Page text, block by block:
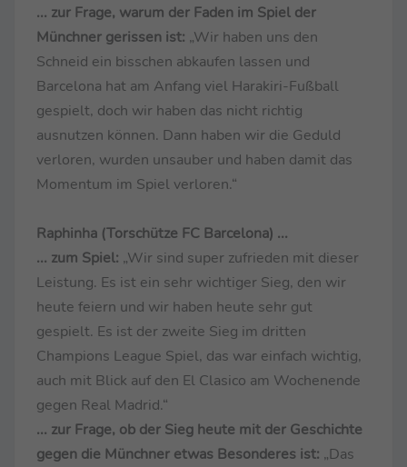
... zur Frage, warum der Faden im Spiel der
Münchner gerissen ist: „Wir haben uns den
Schneid ein bisschen abkaufen lassen und
Barcelona hat am Anfang viel Harakiri-Fußball
gespielt, doch wir haben das nicht richtig
ausnutzen können. Dann haben wir die Geduld
verloren, wurden unsauber und haben damit das
Momentum im Spiel verloren.“
Raphinha (Torschütze FC Barcelona) ...
... zum Spiel: „Wir sind super zufrieden mit dieser
Leistung. Es ist ein sehr wichtiger Sieg, den wir
heute feiern und wir haben heute sehr gut
gespielt. Es ist der zweite Sieg im dritten
Champions League Spiel, das war einfach wichtig,
auch mit Blick auf den El Clasico am Wochenende
gegen Real Madrid.“
... zur Frage, ob der Sieg heute mit der Geschichte
gegen die Münchner etwas Besonderes ist: „Das